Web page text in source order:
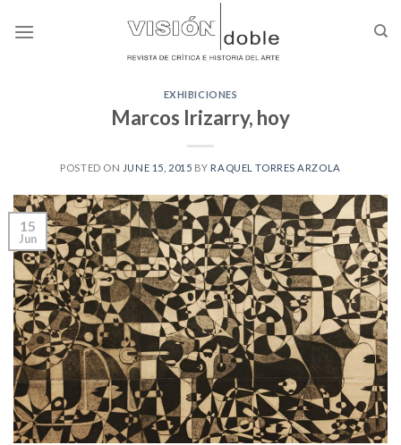
EXHIBICIONES
Marcos Irizarry, hoy
POSTED ON JUNE 15, 2015 BY RAQUEL TORRES ARZOLA
15
Jun